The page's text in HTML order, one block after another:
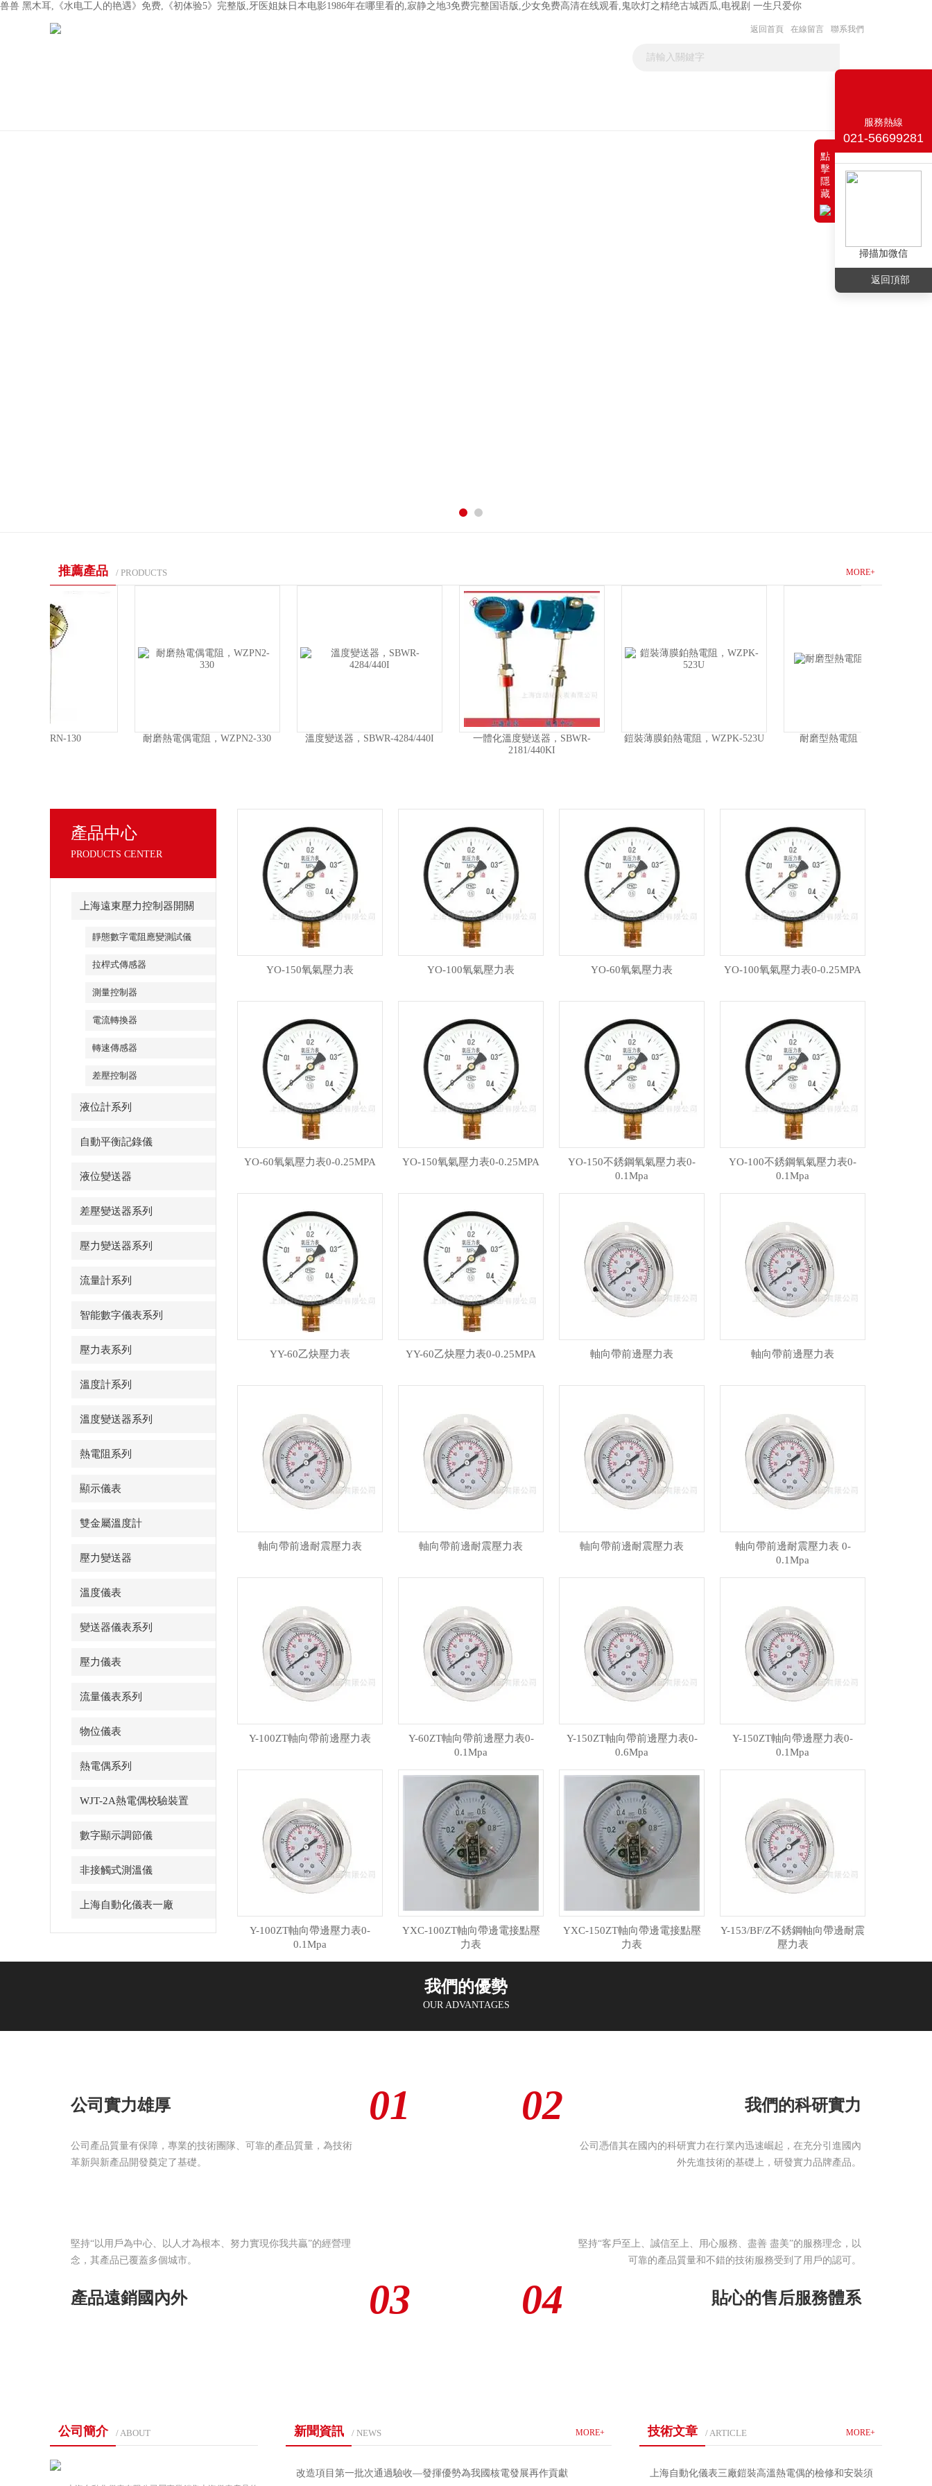
兽兽 黑木耳,《水电工人的艳遇》免费,《初体验5》完整版,牙医姐妹日本电影1986年在哪里看的,寂静之地3免费完整国语版,少女免费高清在线观看,鬼吹灯之精绝古城西瓜,电视剧 一生只爱你
返回首頁 在線留言 聯系我們
推薦產品 / PRODUCTS MORE+
溫度變送器，SBWR-4284/440I
一體化溫度變送器，SBWR-
鎧裝薄膜鉑熱電阻，WZPK-523U 耐磨型熱電阻，WZPN-330 DTM-411數字溫度計
產品中心
PRODUCTS CENTER
上海遠東壓力控制器開關
靜態數字電阻應變測試儀
拉桿式傳感器
測量控制器
電流轉換器
轉速傳感器
差壓控制器
液位計系列
自動平衡記錄儀
液位變送器
差壓變送器系列
壓力變送器系列
流量計系列
智能數字儀表系列
壓力表系列
溫度計系列
溫度變送器系列
熱電阻系列
顯示儀表
雙金屬溫度計
壓力變送器
溫度儀表
變送器儀表系列
壓力儀表
流量儀表系列
物位儀表
熱電偶系列
WJT-2A熱電偶校驗裝置
數字顯示調節儀
非接觸式測溫儀
上海自動化儀表一廠
YO-150氧氣壓力表 YO-100氧氣壓力表 YO-60氧氣壓力表 YO-100氧氣壓力表0-0.25MPA
YO-60氧氣壓力表0-0.25MPA YO-150氧氣壓力表0-0.25MPA
YO-150不銹鋼氧氣壓力表0-
0.1Mpa
YO-100不銹鋼氧氣壓力表0-
0.1Mpa
YY-60乙炔壓力表 YY-60乙炔壓力表0-0.25MPA 軸向帶前邊壓力表 軸向帶前邊壓力表
軸向帶前邊耐震壓力表 軸向帶前邊耐震壓力表 軸向帶前邊耐震壓力表
軸向帶前邊耐震壓力表 0-
0.1Mpa
Y-100ZT軸向帶前邊壓力表
Y-60ZT軸向帶前邊壓力表0-
0.1Mpa
Y-150ZT軸向帶前邊壓力表0-
0.6Mpa
Y-150ZT軸向帶邊壓力表0-
0.1Mpa
Y-100ZT軸向帶邊壓力表0-
0.1Mpa
YXC-100ZT軸向帶邊電接點壓
力表
YXC-150ZT軸向帶邊電接點壓
力表
Y-153/BF/Z不銹鋼軸向帶邊耐震
壓力表
我們的優勢
OUR ADVANTAGES
公司實力雄厚
公司產品質量有保障，專業的技術團隊、可靠的產品質量，為技術
革新與新產品開發奠定了基礎。
01 02 我們的科研實力
公司憑借其在國內的科研實力在行業內迅速崛起，在充分引進國內
外先進技術的基礎上，研發實力品牌產品。
堅持“以用戶為中心、以人才為根本、努力實現你我共贏”的經營理
念，其產品已覆蓋多個城市。
產品遠銷國內外 03 04
堅持“客戶至上、誠信至上、用心服務、盡善 盡美”的服務理念，以
可靠的產品質量和不錯的技術服務受到了用戶的認可。
貼心的售后服務體系
公司簡介 / ABOUT 新聞資訊 / NEWS MORE+
改造項目第一批次通過驗收—發揮優勢為我國核電發展再作貢獻
技術文章 / ARTICLE MORE+
上海自動化儀表三廠鎧裝高溫熱電偶的檢修和安裝須
服務熱線
021-56699281
掃描加微信
返回頂部
點
擊
隱
藏